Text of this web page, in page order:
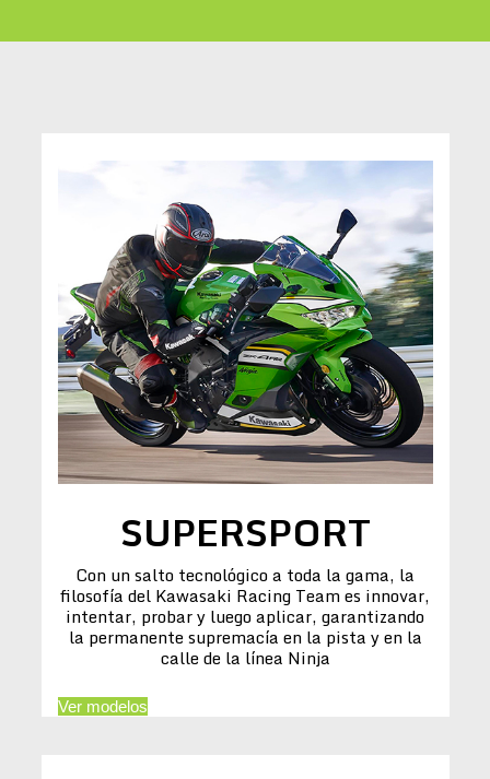
SUPERSPORT
Con un salto tecnológico a toda la gama, la
filosofía del Kawasaki Racing Team es innovar,
intentar, probar y luego aplicar, garantizando
la permanente supremacía en la pista y en la
calle de la línea Ninja
Ver modelos